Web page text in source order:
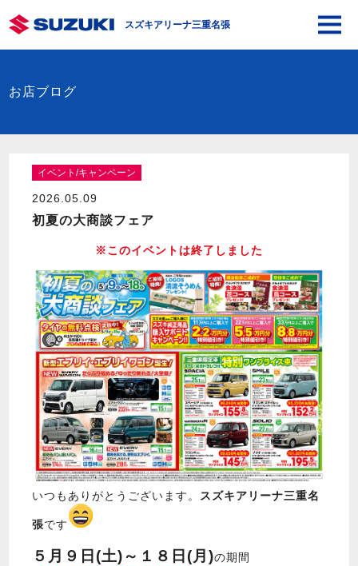
スズキアリーナ三重名張
お店ブログ
イベント/キャンペーン
2026.05.09
初夏の大商談フェア
※このイベントは終了しました
いつもありがとうございます。 スズキアリーナ三重名
張です
５月９日(土)～１８日(月)の期間